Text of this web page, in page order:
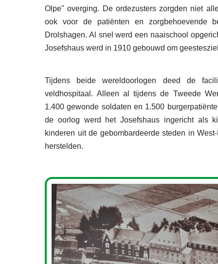
Olpe" overging. De ordezusters zorgden niet
ook voor de patiënten en zorgbehoevende
Drolshagen. Al snel werd een naaischool
Josefshaus werd in 1910 gebouwd om
Tijdens beide wereldoorlogen deed de
veldhospitaal. Alleen al tijdens de Tweede
1.400 gewonde soldaten en 1.500
de oorlog werd het Josefshaus ingericht als
kinderen uit de gebombardeerde steden in
herstelden.